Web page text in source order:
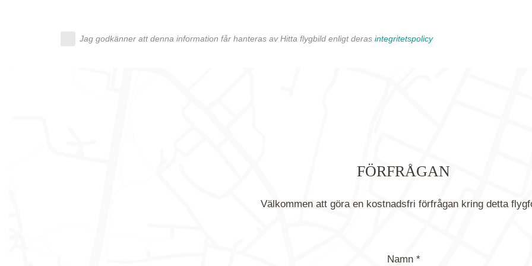
Jag godkänner att denna information får hanteras av Hitta flygbild enligt deras integritetspolicy
FÖRFRÅGAN
Välkommen att göra en kostnadsfri förfrågan kring detta
Namn *